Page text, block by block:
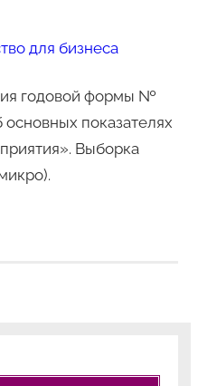
для бизнеса
годовой формы №
показателях
Выборка